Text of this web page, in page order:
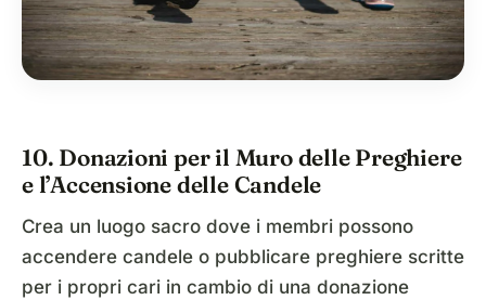
10. Donazioni per il Muro delle Preghiere
e l’Accensione delle Candele
Crea un luogo sacro dove i membri possono
accendere candele o pubblicare preghiere scritte
per i propri cari in cambio di una donazione